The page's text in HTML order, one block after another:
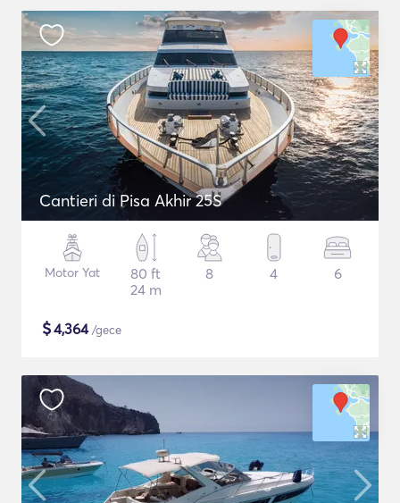
Cantieri di Pisa Akhir 25S
Motor Yat
80 ft
24 m
8 4 6
$4,364/gece